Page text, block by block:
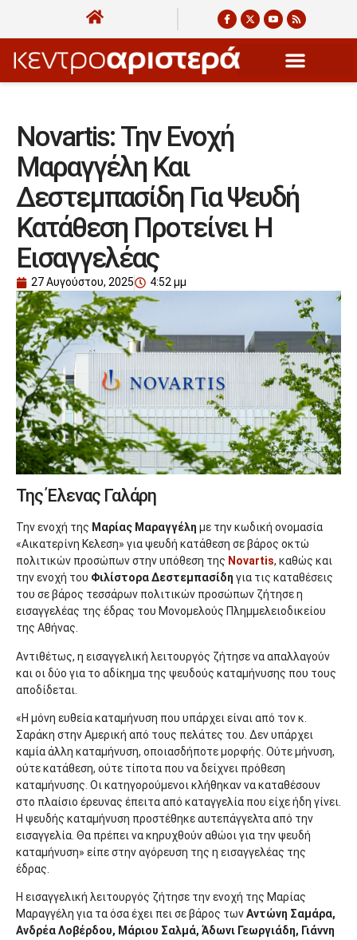
Novartis: Την Ενοχή
Μαραγγέλη Και
Δεστεμπασίδη Για Ψευδή
Κατάθεση Προτείνει Η
Εισαγγελέας
27 Αυγούστου, 2025 4:52 μμ
Της Έλενας Γαλάρη
Την ενοχή της Μαρίας Μαραγγέλη με την κωδική ονομασία
«Αικατερίνη Κελεση» για ψευδή κατάθεση σε βάρος οκτώ
πολιτικών προσώπων στην υπόθεση της Novartis, καθώς και
την ενοχή του Φιλίστορα Δεστεμπασίδη για τις καταθέσεις
του σε βάρος τεσσάρων πολιτικών προσώπων ζήτησε η
εισαγγελέας της έδρας του Μονομελούς Πλημμελειοδικείου
της Αθήνας.
Αντιθέτως, η εισαγγελική λειτουργός ζήτησε να απαλλαγούν
και οι δύο για το αδίκημα της ψευδούς καταμήνυσης που τους
αποδίδεται.
«Η μόνη ευθεία καταμήνυση που υπάρχει είναι από τον κ.
Σαράκη στην Αμερική από τους πελάτες του. Δεν υπάρχει
καμία άλλη καταμήνυση, οποιασδήποτε μορφής. Ούτε μήνυση,
ούτε κατάθεση, ούτε τίποτα που να δείχνει πρόθεση
καταμήνυσης. Οι κατηγορούμενοι κλήθηκαν να καταθέσουν
στο πλαίσιο έρευνας έπειτα από καταγγελία που είχε ήδη γίνει.
Η ψευδής καταμήνυση προστέθηκε αυτεπάγγελτα από την
εισαγγελία. Θα πρέπει να κηρυχθούν αθώοι για την ψευδή
καταμήνυση» είπε στην αγόρευση της η εισαγγελέας της
έδρας.
Η εισαγγελική λειτουργός ζήτησε την ενοχή της Μαρίας
Μαραγγέλη για τα όσα έχει πει σε βάρος τωνΑντώνη Σαμάρα,
Ανδρέα Λοβέρδου, Μάριου Σαλμά, Άδωνι Γεωργιάδη, Γιάννη